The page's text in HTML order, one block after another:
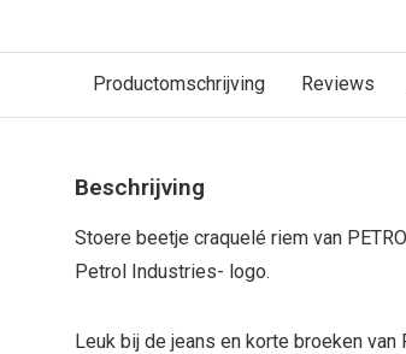
Productomschrijving Reviews
Beschrijving
Stoere beetje craquelé riem van
Petrol Industries- logo.
Leuk bij de jeans en korte broeken van